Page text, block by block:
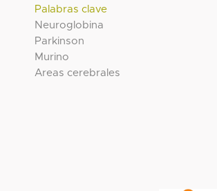
Palabras clave
Neuroglobina
Parkinson
Murino
Areas cerebrales